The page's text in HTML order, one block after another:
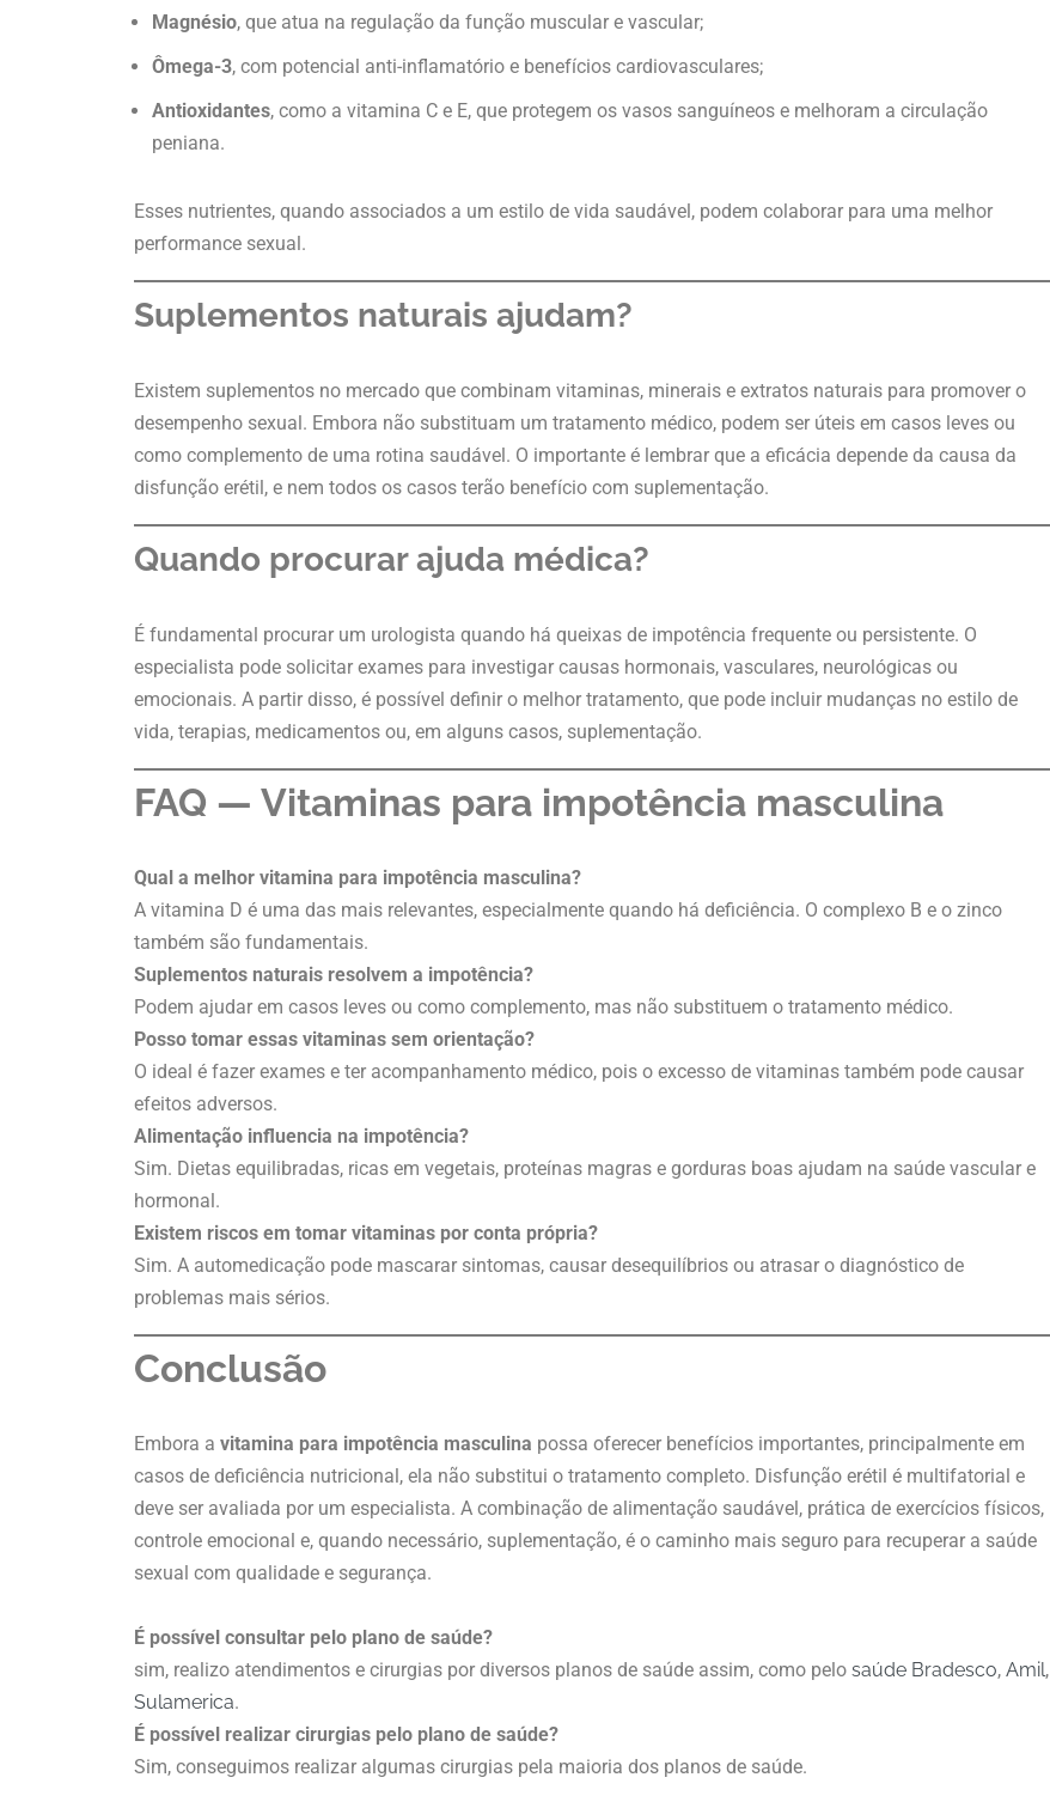
Magnésio, que atua na regulação da função muscular e vascular;
Ômega-3, com potencial anti-inflamatório e benefícios cardiovasculares;
Antioxidantes, como a vitamina C e E, que protegem os vasos sanguíneos e melhoram a circulação
peniana.
Esses nutrientes, quando associados a um estilo de vida saudável, podem colaborar para uma melhor
performance sexual.
Suplementos naturais ajudam?
Existem suplementos no mercado que combinam vitaminas, minerais e extratos naturais para promover o
desempenho sexual. Embora não substituam um tratamento médico, podem ser úteis em casos leves ou
como complemento de uma rotina saudável. O importante é lembrar que a eficácia depende da causa da
disfunção erétil, e nem todos os casos terão benefício com suplementação.
Quando procurar ajuda médica?
É fundamental procurar um urologista quando há queixas de impotência frequente ou persistente. O
especialista pode solicitar exames para investigar causas hormonais, vasculares, neurológicas ou
emocionais. A partir disso, é possível definir o melhor tratamento, que pode incluir mudanças no estilo de
vida, terapias, medicamentos ou, em alguns casos, suplementação.
FAQ — Vitaminas para impotência masculina
Qual a melhor vitamina para impotência masculina?
A vitamina D é uma das mais relevantes, especialmente quando há deficiência. O complexo B e o zinco
também são fundamentais.
Suplementos naturais resolvem a impotência?
Podem ajudar em casos leves ou como complemento, mas não substituem o tratamento médico.
Posso tomar essas vitaminas sem orientação?
O ideal é fazer exames e ter acompanhamento médico, pois o excesso de vitaminas também pode causar
efeitos adversos.
Alimentação influencia na impotência?
Sim. Dietas equilibradas, ricas em vegetais, proteínas magras e gorduras boas ajudam na saúde vascular e
hormonal.
Existem riscos em tomar vitaminas por conta própria?
Sim. A automedicação pode mascarar sintomas, causar desequilíbrios ou atrasar o diagnóstico de
problemas mais sérios.
Conclusão
Embora a vitamina para impotência masculina possa oferecer benefícios importantes, principalmente em
casos de deficiência nutricional, ela não substitui o tratamento completo. Disfunção erétil é multifatorial e
deve ser avaliada por um especialista. A combinação de alimentação saudável, prática de exercícios físicos,
controle emocional e, quando necessário, suplementação, é o caminho mais seguro para recuperar a saúde
sexual com qualidade e segurança.
É possível consultar pelo plano de saúde?
sim, realizo atendimentos e cirurgias por diversos planos de saúde assim, como pelo saúde Bradesco, Amil,
Sulamerica.
É possível realizar cirurgias pelo plano de saúde?
Sim, conseguimos realizar algumas cirurgias pela maioria dos planos de saúde.